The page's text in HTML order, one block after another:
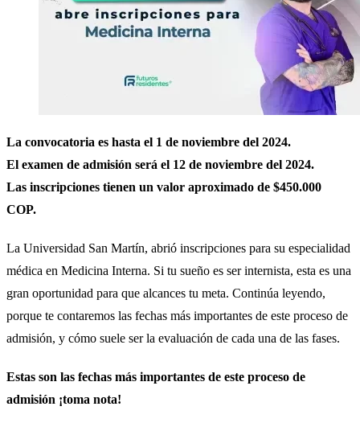
La convocatoria es hasta el 1 de noviembre del 2024.
El examen de admisión será el 12 de noviembre del 2024.
Las inscripciones tienen un valor aproximado de $450.000
COP.
La Universidad San Martín, abrió inscripciones para su especialidad
médica en Medicina Interna. Si tu sueño es ser internista, esta es una
gran oportunidad para que alcances tu meta. Continúa leyendo,
porque te contaremos las fechas más importantes de este proceso de
admisión, y cómo suele ser la evaluación de cada una de las fases.
Estas son las fechas más importantes de este proceso de
admisión ¡toma nota!